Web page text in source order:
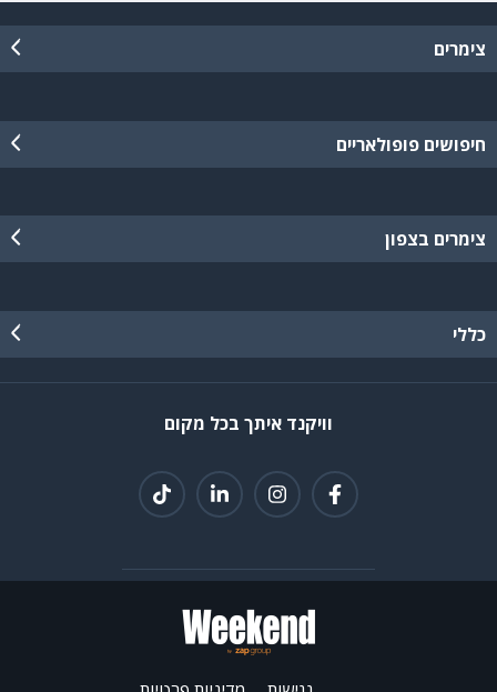
צימרים
חיפושים פופולאריים
צימרים בצפון
כללי
וויקנד איתך בכל מקום